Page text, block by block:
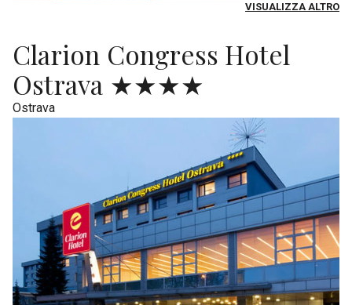
VISUALIZZA ALTRO
Clarion Congress Hotel
Ostrava ★★★★
Ostrava